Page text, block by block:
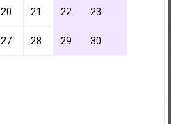
20 21 22 23
27 28 29 30